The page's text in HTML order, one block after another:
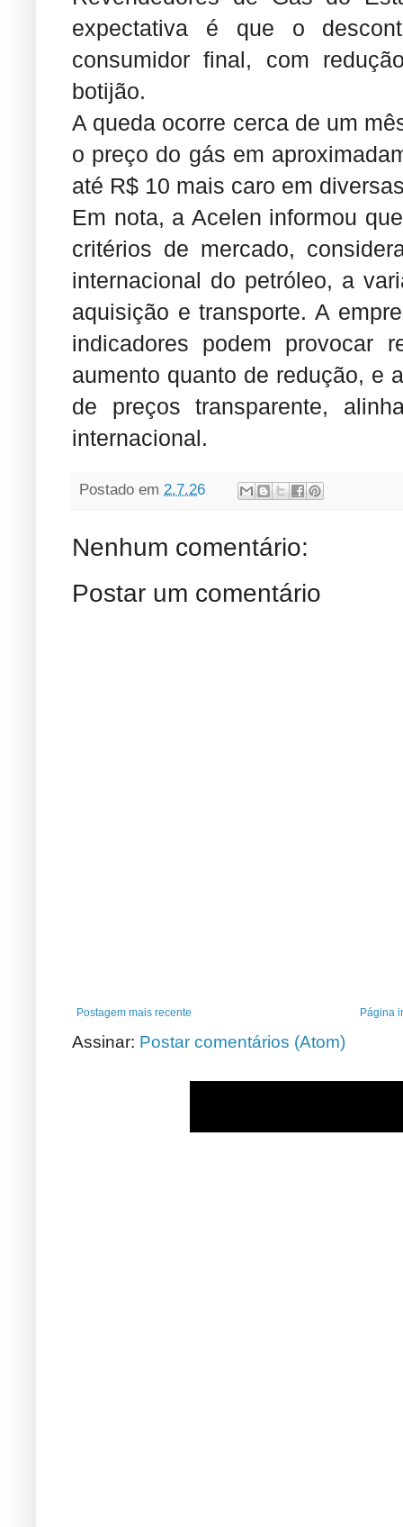
expectativa é que o
consumidor final, com
botijão.
A queda ocorre cerca de um
o preço do gás em
até R$ 10 mais caro em
Em nota, a Acelen informou
critérios de mercado,
internacional do petróleo, a
aquisição e transporte. A
indicadores podem provocar
aumento quanto de redução, e
de preços transparente,
internacional.
Postado em 2.7.26
Nenhum comentário:
Postar um comentário
Postagem mais recente Página
Assinar: Postar comentários (Atom)